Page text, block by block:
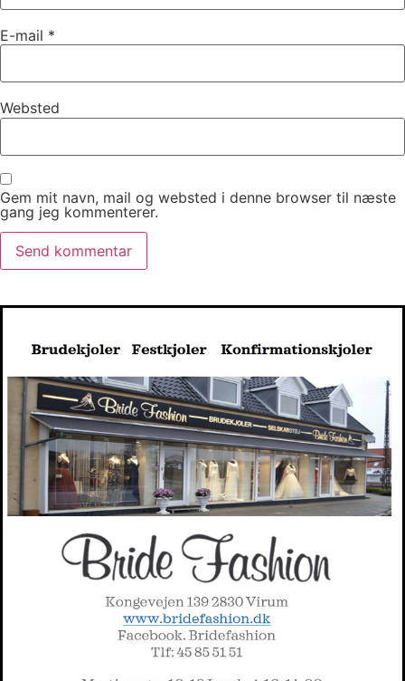
E-mail *
Websted
Gem mit navn, mail og websted i denne browser til næste
gang jeg kommenterer.